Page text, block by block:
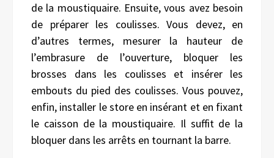
de la moustiquaire. Ensuite, vous avez besoin
de préparer les coulisses. Vous devez, en
d’autres termes, mesurer la hauteur de
l’embrasure de l’ouverture, bloquer les
brosses dans les coulisses et insérer les
embouts du pied des coulisses. Vous pouvez,
enfin, installer le store en insérant et en fixant
le caisson de la moustiquaire. Il suffit de la
bloquer dans les arrêts en tournant la barre.